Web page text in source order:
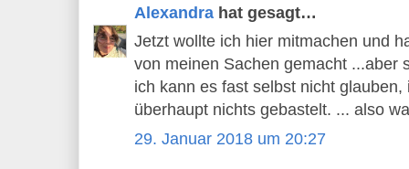
Alexandra hat gesagt…
Jetzt wollte ich hier mitmachen und
von meinen Sachen gemacht ...aber
ich kann es fast selbst nicht
überhaupt nichts gebastelt. ... also
29. Januar 2018 um 20:27